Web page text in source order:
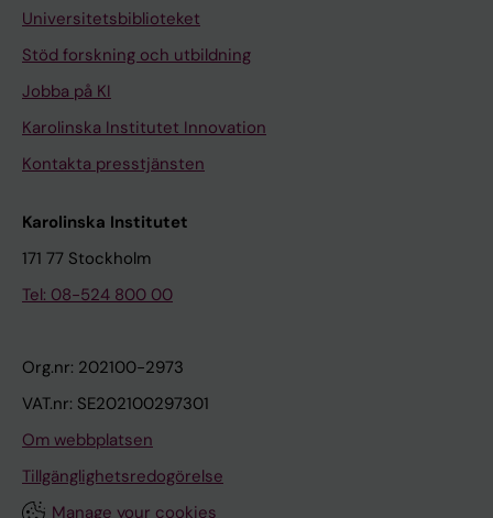
Universitetsbiblioteket
Stöd forskning och utbildning
Jobba på KI
Karolinska Institutet Innovation
Kontakta presstjänsten
Karolinska Institutet
171 77 Stockholm
Tel: 08-524 800 00
Org.nr: 202100-2973
VAT.nr: SE202100297301
Om webbplatsen
Tillgänglighetsredogörelse
Manage your cookies